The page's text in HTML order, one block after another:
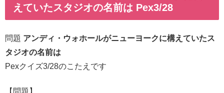
えていたスタジオの名前は Pex3/28
問題 アンディ・ウォホールがニューヨークに構えていたス
タジオの名前は
Pexクイズ3/28のこたえです
【問題】